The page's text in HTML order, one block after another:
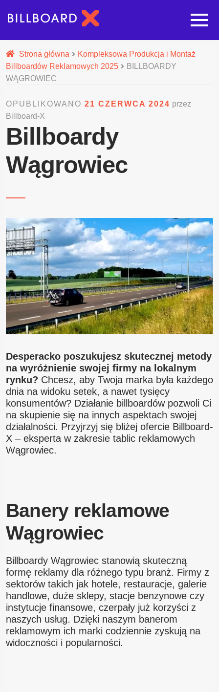
Oferta budowy reklam
Nasze pozostałe usługi
Galeria
O nas
Blog
Kontakt
Strona główna
Kompleksowa Produkcja i Montaż
Billboardów Reklamowych 2025
BILLBOARDY
WĄGROWIEC
OPUBLIKOWANO 21 CZERWCA 2024 przez
Billboard-X
Billboardy
Wągrowiec
Desperacko poszukujesz skutecznej metody
na wyróżnienie swojej firmy na lokalnym
rynku? Chcesz, aby Twoja marka była każdego
dnia na widoku setek, a nawet tysięcy
konsumentów? Działanie billboardów pozwoli Ci
na skupienie się na innych aspektach swojej
działalności. Przyjrzyj się bliżej ofercie Billboard-
X – eksperta w zakresie tablic reklamowych
Wągrowiec.
Banery reklamowe
Wągrowiec
Billboardy Wągrowiec stanowią skuteczną
formę reklamy dla różnego typu branż. Firmy z
sektorów takich jak hotele, restauracje, galerie
handlowe, duże sklepy, stacje benzynowe czy
instytucje finansowe, czerpały już korzyści z
naszych usług. Dzięki naszym banerom
reklamowym ich marki codziennie zyskują na
widoczności i popularności.